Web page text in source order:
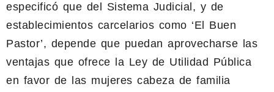
especificó que del Sistema Judicial, y de
establecimientos carcelarios como ‘El Buen
Pastor’, depende que puedan aprovecharse las
ventajas que ofrece la Ley de Utilidad Pública
en favor de las mujeres cabeza de familia